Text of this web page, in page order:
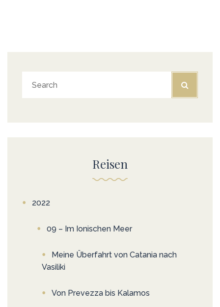
Reisen
2022
09 – Im Ionischen Meer
Meine Überfahrt von Catania nach
Vasiliki
Von Prevezza bis Kalamos